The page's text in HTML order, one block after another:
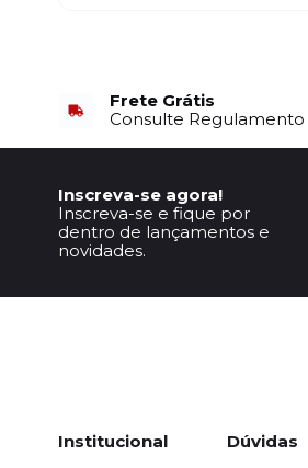
Frete Grátis
Consulte Regulamento
Inscreva-se agora!
Inscreva-se e fique por
dentro de lançamentos e
novidades.
Institucional
Dúvidas